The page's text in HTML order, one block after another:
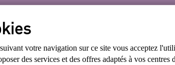
?
votre navigation sur ce site vous acceptez
des services et des offres adaptés à vos centres